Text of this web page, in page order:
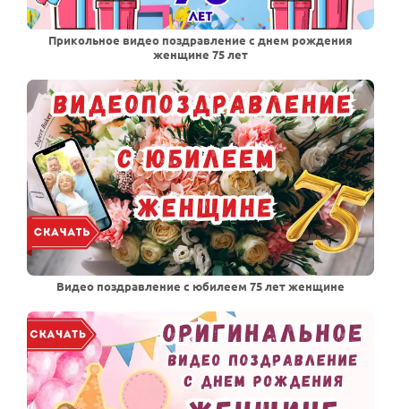
Прикольное видео поздравление с днем рождения
женщине 75 лет
Видео поздравление с юбилеем 75 лет женщине